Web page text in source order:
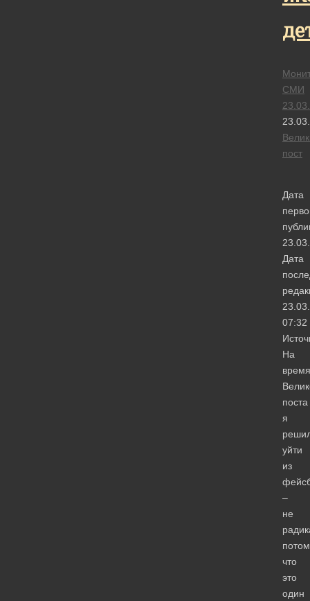
СМИ
пост
Дата
Дата
07:32
На
время
поста
я
уйти
из
–
не
что
это
один